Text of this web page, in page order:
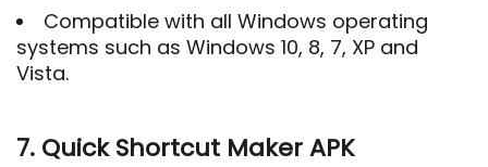
Compatible with all Windows operating
systems such as Windows 10, 8, 7, XP and
Vista.
7. Quick Shortcut Maker APK